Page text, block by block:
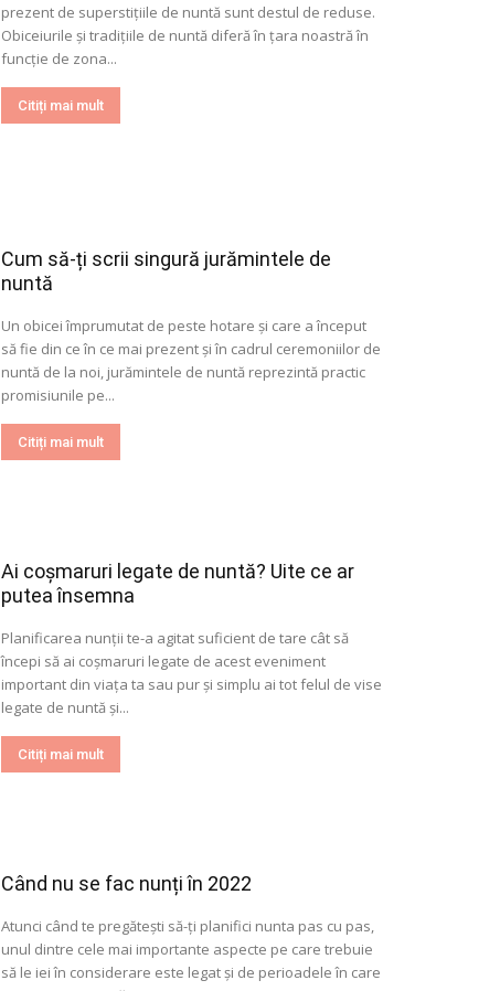
prezent de superstițiile de nuntă sunt destul de reduse.
Obiceiurile și tradițiile de nuntă diferă în țara noastră în
funcție de zona...
Citiți mai mult
Cum să-ți scrii singură jurămintele de
nuntă
Un obicei împrumutat de peste hotare și care a început
să fie din ce în ce mai prezent și în cadrul ceremoniilor de
nuntă de la noi, jurămintele de nuntă reprezintă practic
promisiunile pe...
Citiți mai mult
Ai coșmaruri legate de nuntă? Uite ce ar
putea însemna
Planificarea nunții te-a agitat suficient de tare cât să
începi să ai coșmaruri legate de acest eveniment
important din viața ta sau pur și simplu ai tot felul de vise
legate de nuntă și...
Citiți mai mult
Când nu se fac nunți în 2022
Atunci când te pregătești să-ți planifici nunta pas cu pas,
unul dintre cele mai importante aspecte pe care trebuie
să le iei în considerare este legat și de perioadele în care